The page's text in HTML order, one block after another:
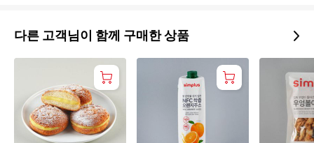
다른 고객님이 함께 구매한 상품